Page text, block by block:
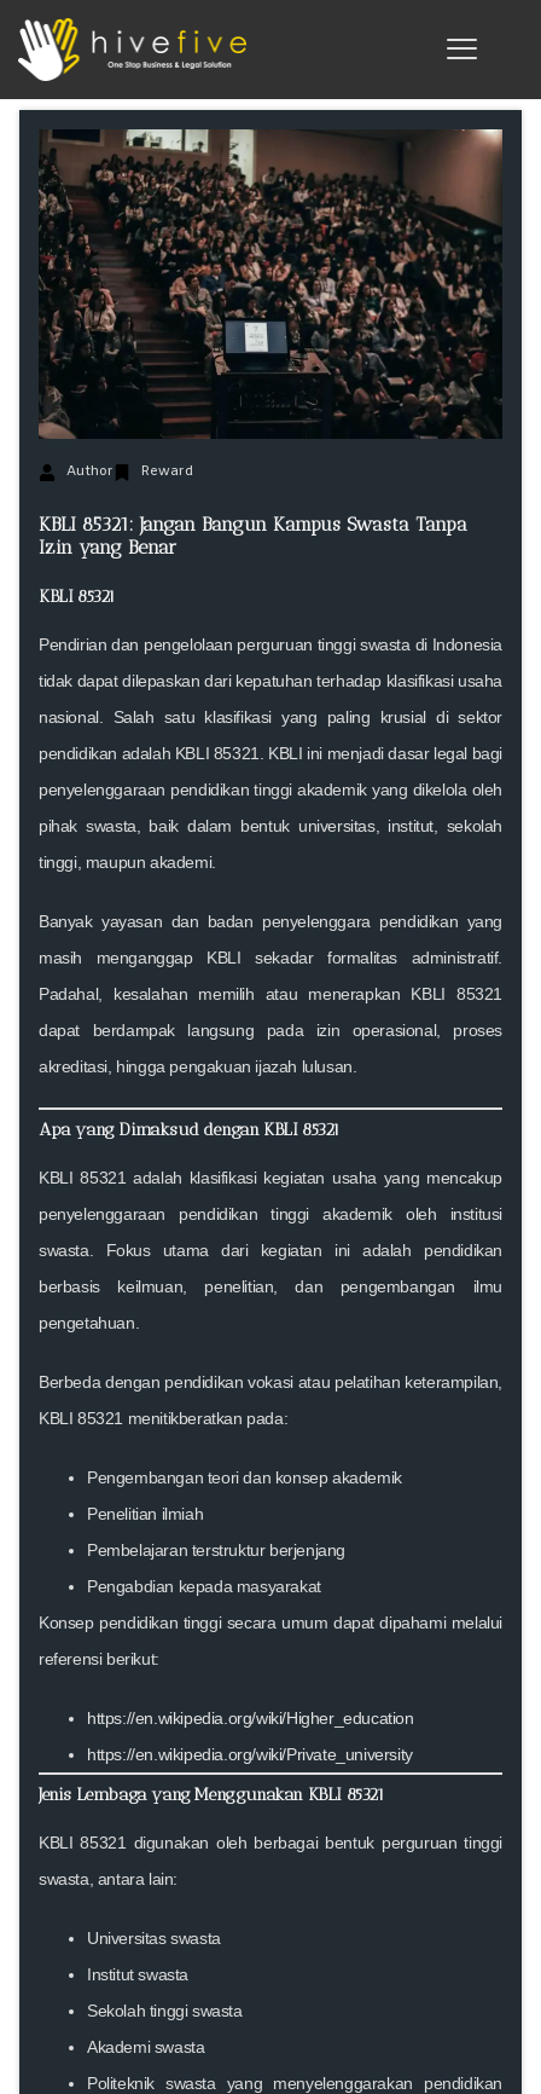
Author Reward
KBLI 85321: Jangan Bangun Kampus Swasta Tanpa
Izin yang Benar
KBLI 85321
Pendirian dan pengelolaan perguruan tinggi swasta di Indonesia
tidak dapat dilepaskan dari kepatuhan terhadap klasifikasi usaha
nasional. Salah satu klasifikasi yang paling krusial di sektor
pendidikan adalah KBLI 85321
. KBLI ini menjadi dasar legal bagi
penyelenggaraan pendidikan tinggi akademik yang dikelola oleh
pihak swasta, baik dalam bentuk universitas, institut, sekolah
tinggi, maupun akademi.
Banyak yayasan dan badan penyelenggara pendidikan yang
masih menganggap KBLI sekadar formalitas administratif.
Padahal, kesalahan memilih atau menerapkan KBLI 85321
dapat berdampak langsung pada izin operasional, proses
akreditasi, hingga pengakuan ijazah lulusan.
Apa yang Dimaksud dengan KBLI 85321
KBLI 85321 adalah klasifikasi kegiatan usaha yang mencakup
penyelenggaraan pendidikan tinggi akademik oleh institusi
swasta. Fokus utama dari kegiatan ini adalah pendidikan
berbasis keilmuan, penelitian, dan pengembangan ilmu
pengetahuan.
Berbeda dengan pendidikan vokasi atau pelatihan keterampilan,
KBLI 85321 menitikberatkan pada:
Pengembangan teori dan konsep akademik
Penelitian ilmiah
Pembelajaran terstruktur berjenjang
Pengabdian kepada masyarakat
Konsep pendidikan tinggi secara umum dapat dipahami melalui
referensi berikut:
https://en.wikipedia.org/wiki/Higher_education
https://en.wikipedia.org/wiki/Private_university
Jenis Lembaga yang Menggunakan KBLI 85321
KBLI 85321 digunakan oleh berbagai bentuk perguruan tinggi
swasta, antara lain:
Universitas swasta
Institut swasta
Sekolah tinggi swasta
Akademi swasta
Politeknik swasta yang menyelenggarakan pendidikan